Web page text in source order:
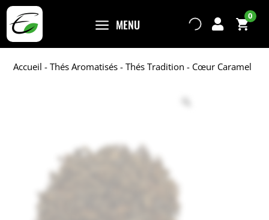
a MENU 
0
Accueil -Thés Aromatisés -Thés Tradition - Cœur Caramel